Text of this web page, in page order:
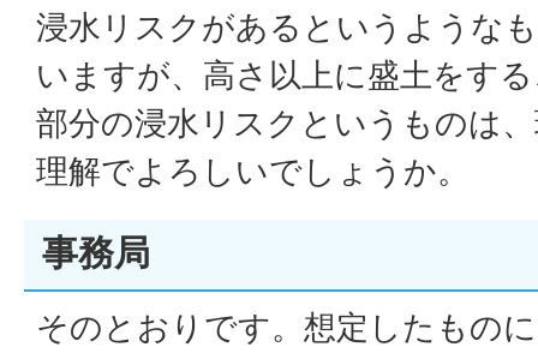
浸水リスクがあるというような
いますが、高さ以上に盛土をす
部分の浸水リスクというものは
理解でよろしいでしょうか。
事務局
そのとおりです。想定したもの